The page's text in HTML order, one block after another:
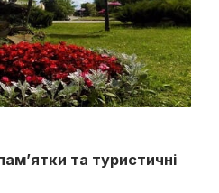
та туристичні